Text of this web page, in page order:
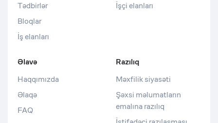
Tədbirlər
Bloqlar
İş elanları
İşçi elanları
Əlavə
Haqqımızda
Əlaqə
FAQ
Razılıq
Məxfilik siyasəti
Şəxsi məlumatların
emalına razılıq